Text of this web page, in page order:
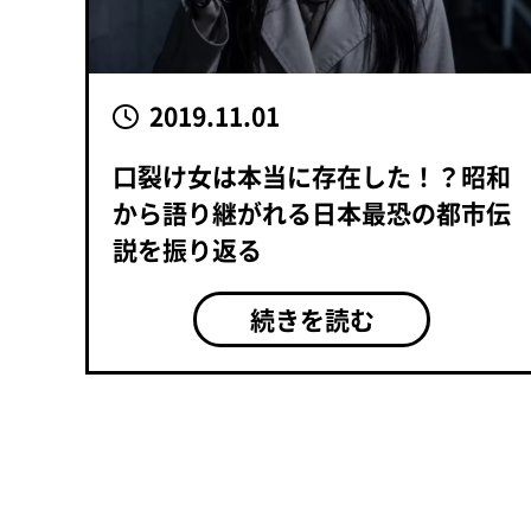
2019.11.01
口裂け女は本当に存在した！？昭和
から語り継がれる日本最恐の都市伝
説を振り返る
続きを読む